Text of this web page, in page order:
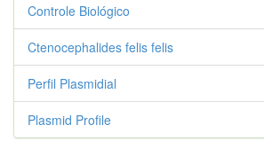
Controle Biológico
Ctenocephalides felis felis
Perfil Plasmidial
Plasmid Profile